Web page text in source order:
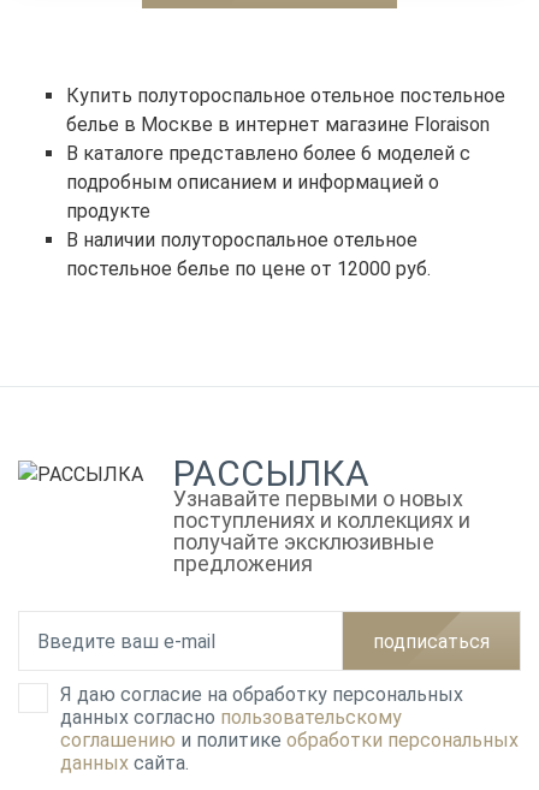
Купить полутороспальное отельное постельное
белье в Москве в интернет магазине Floraison
В каталоге представлено более 6 моделей с
подробным описанием и информацией о
продукте
В наличии полутороспальное отельное
постельное белье по цене от 12000 руб.
РАССЫЛКА
Узнавайте первыми о новых
поступлениях и коллекциях и
получайте эксклюзивные
предложения
подписаться
Я даю согласие на обработку персональных
данных согласно пользовательскому
соглашению и политике обработки персональных
данных сайта.